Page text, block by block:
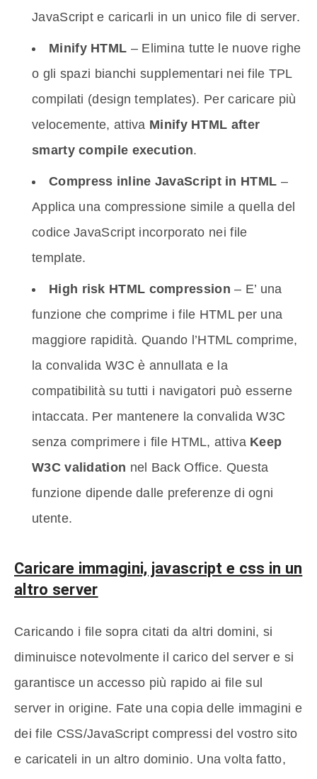
JavaScript e caricarli in un unico file di server.
Minify HTML – Elimina tutte le nuove righe
o gli spazi bianchi supplementari nei file TPL
compilati (design templates). Per caricare più
velocemente, attiva Minify HTML after
smarty compile execution.
Compress inline JavaScript in HTML –
Applica una compressione simile a quella del
codice JavaScript incorporato nei file
template.
High risk HTML compression – E’ una
funzione che comprime i file HTML per una
maggiore rapidità. Quando l’HTML comprime,
la convalida W3C è annullata e la
compatibilità su tutti i navigatori può esserne
intaccata. Per mantenere la convalida W3C
senza comprimere i file HTML, attiva Keep
W3C validation nel Back Office. Questa
funzione dipende dalle preferenze di ogni
utente.
Caricare immagini, javascript e css in un
altro server
Caricando i file sopra citati da altri domini, si
diminuisce notevolmente il carico del server e si
garantisce un accesso più rapido ai file sul
server in origine. Fate una copia delle immagini e
dei file CSS/JavaScript compressi del vostro sito
e caricateli in un altro dominio. Una volta fatto,